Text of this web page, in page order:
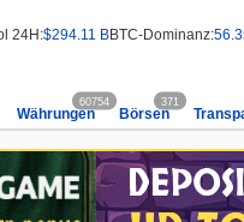
24H:$294.11 BBTC-Dominanz:
Währungen
60754
Börsen
371